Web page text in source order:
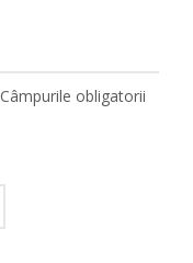
Câmpurile obligatorii